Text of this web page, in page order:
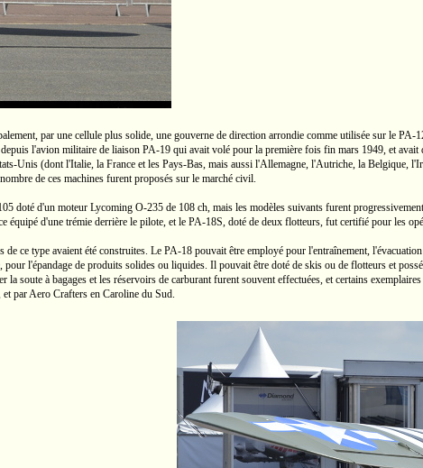
par une cellule plus solide, une gouverne de direction arrondie comme utilisée sur le PA-
l'avion militaire de liaison PA-19 qui avait volé pour la première fois fin mars 1949, et avait
Unis (dont l'Italie, la France et les Pays-Bas, mais aussi l'Allemagne, l'Autriche, la Belgique,
de ces machines furent proposés sur le marché civil.
doté d'un moteur Lycoming O-235 de 108 ch, mais les modèles suivants furent
équipé d'une trémie derrière le pilote, et le PA-18S, doté de deux flotteurs, fut certifié pour les
ce type avaient été construites. Le PA-18 pouvait être employé pour l'entraînement,
l'épandage de produits solides ou liquides. Il pouvait être doté de skis ou de flotteurs et
soute à bagages et les réservoirs de carburant furent souvent effectuées, et certains
et parAero Crafters en Caroline du Sud.